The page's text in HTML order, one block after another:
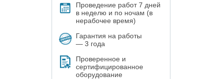
Проведение работ 7 дней
в неделю и по ночам (в
нерабочее время)
Гарантия на работы
— 3 года
Проверенное и
сертифицированное
оборудование